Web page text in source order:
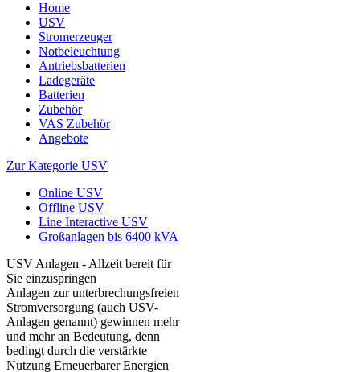
Home
USV
Stromerzeuger
Notbeleuchtung
Antriebsbatterien
Ladegeräte
Batterien
Zubehör
VAS Zubehör
Angebote
Zur Kategorie USV
Online USV
Offline USV
Line Interactive USV
Großanlagen bis 6400 kVA
USV Anlagen - Allzeit bereit für
Sie einzuspringen
Anlagen zur unterbrechungsfreien
Stromversorgung (auch USV-
Anlagen genannt) gewinnen mehr
und mehr an Bedeutung, denn
bedingt durch die verstärkte
Nutzung Erneuerbarer Energien